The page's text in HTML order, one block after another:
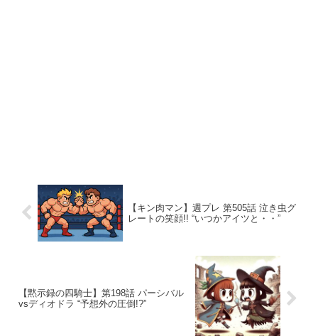
【キン肉マン】週プレ 第505話 泣き虫グ
レートの笑顔!! “いつかアイツと・・”
【黙示録の四騎士】第198話 パーシバル
vsディオドラ “予想外の圧倒!?”